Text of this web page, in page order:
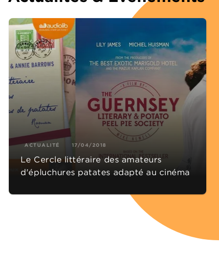
ACTUALITÉ 17/04/2018
Le Cercle littéraire des amateurs
d'épluchures patates adapté au cinéma